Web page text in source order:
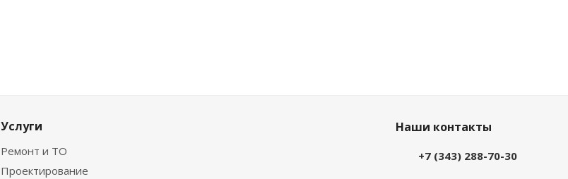
Услуги
Ремонт и ТО
Проектирование
Наши контакты
+7 (343) 288-70-30